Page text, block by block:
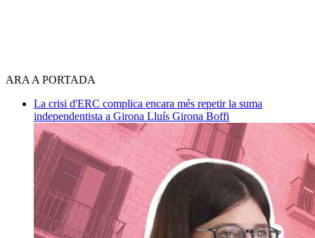
ARA A PORTADA
La crisi d'ERC complica encara més repetir la suma
independentista a Girona Lluís Girona Boffi